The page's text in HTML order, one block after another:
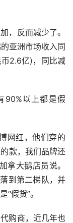
，反而减少了。
亚洲市场收入同
2.6亿)，同比减
90%以上都是假
网红，他们穿的
款，我们品牌还
拿大鹅店员说。
到第二梯队，并
假货”。
购商，近几年也